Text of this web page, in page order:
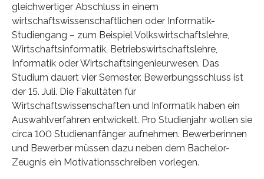
gleichwertiger Abschluss in einem
wirtschaftswissenschaftlichen oder Informatik-
Studiengang – zum Beispiel Volkswirtschaftslehre,
Wirtschaftsinformatik, Betriebswirtschaftslehre,
Informatik oder Wirtschaftsingenieurwesen. Das
Studium dauert vier Semester. Bewerbungsschluss ist
der 15. Juli. Die Fakultäten für
Wirtschaftswissenschaften und Informatik haben ein
Auswahlverfahren entwickelt. Pro Studienjahr wollen sie
circa 100 Studienanfänger aufnehmen. Bewerberinnen
und Bewerber müssen dazu neben dem Bachelor-
Zeugnis ein Motivationsschreiben vorlegen.